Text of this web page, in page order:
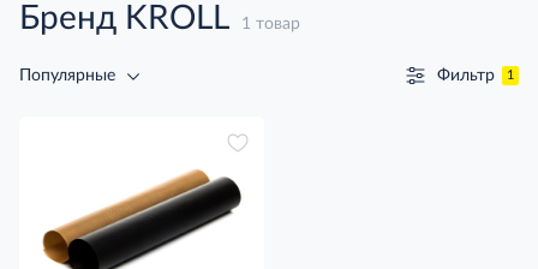
Бренд KROLL 1 товар
Популярные Фильтр 1